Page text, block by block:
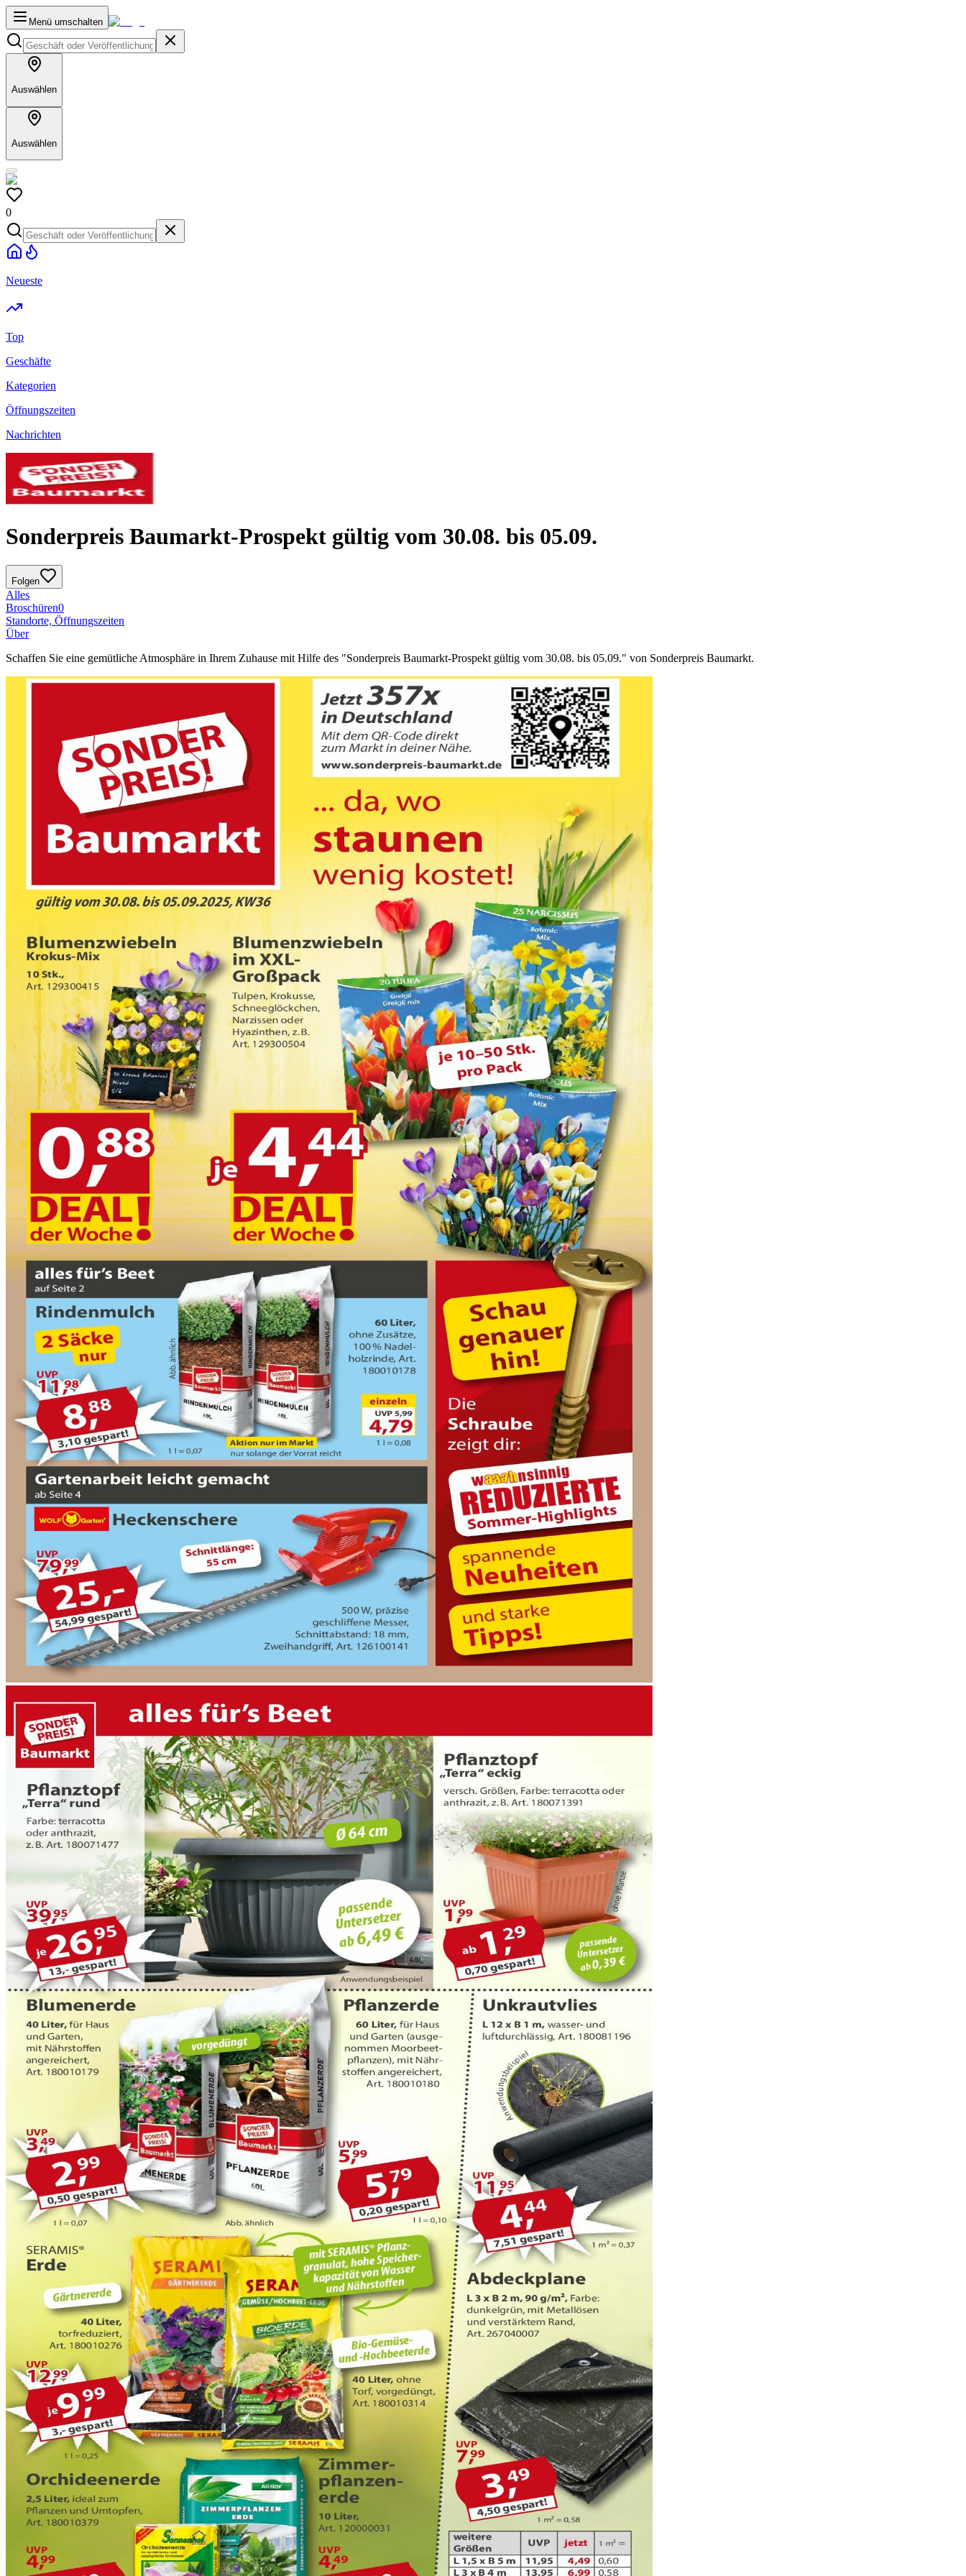
Menü umschalten
Auswählen
Auswählen
0
Neueste
Top
Geschäfte
Kategorien
Öffnungszeiten
Nachrichten
Sonderpreis Baumarkt-Prospekt gültig vom 30.08. bis 05.09.
Folgen
Alles
Broschüren0
Standorte, Öffnungszeiten
Über
Schaffen Sie eine gemütliche Atmosphäre in Ihrem Zuhause mit Hilfe des "Sonderpreis Baumarkt-Prospekt gültig vom 30.08. bis 05.09." von Sonderpreis Baumarkt.